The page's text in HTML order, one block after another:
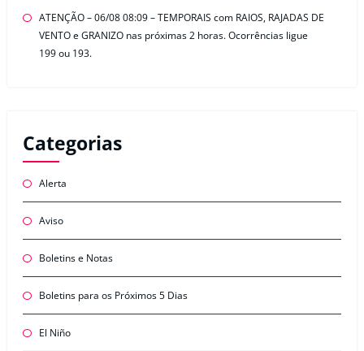
ATENÇÃO – 06/08 08:09 – TEMPORAIS com RAIOS, RAJADAS DE
VENTO e GRANIZO nas próximas 2 horas. Ocorrências ligue
199 ou 193.
Categorias
Alerta
Aviso
Boletins e Notas
Boletins para os Próximos 5 Dias
El Niño